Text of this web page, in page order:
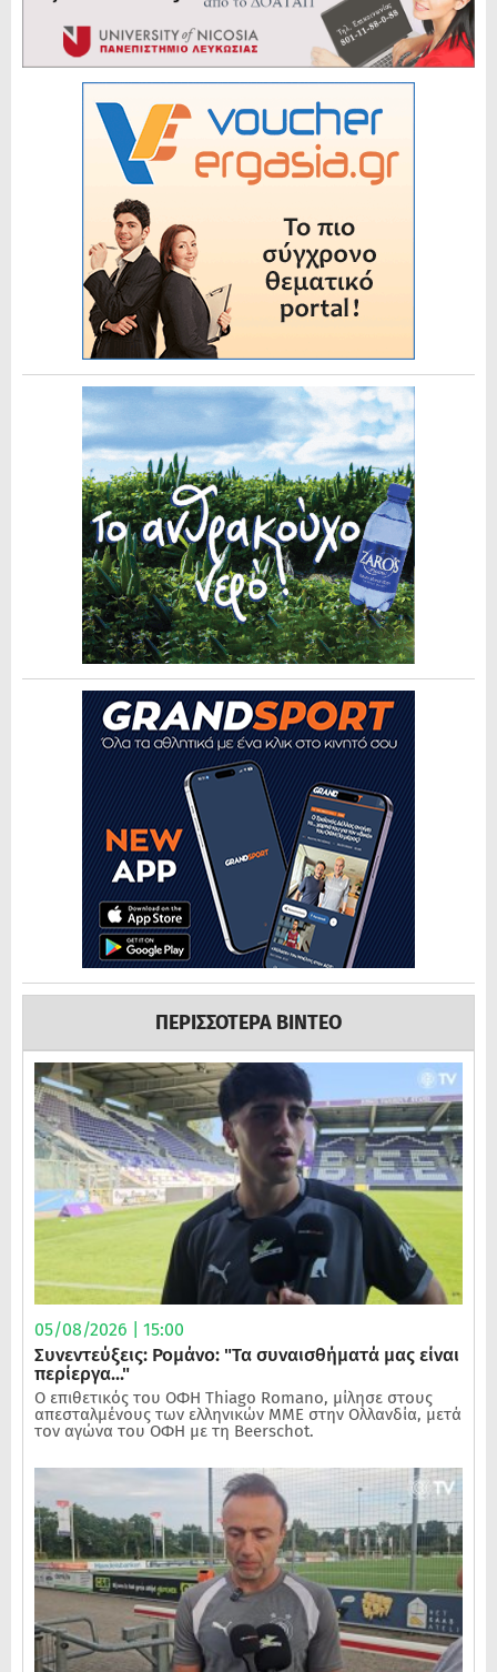
ΠΕΡΙΣΣΟΤΕΡΑ ΒΙΝΤΕΟ
05/08/2026 | 15:00
Συνεντεύξεις: Ρομάνο: "Τα συναισθήματά μας είναι
περίεργα..."
Ο επιθετικός του ΟΦΗ Thiago Romano, μίλησε στους
απεσταλμένους των ελληνικών ΜΜΕ στην Ολλανδία, μετά
τον αγώνα του ΟΦΗ με τη Beerschot.